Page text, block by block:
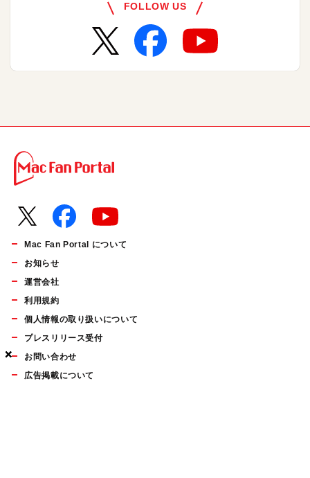
×
×
×
FOLLOW US
Mac Fan Portal について
お知らせ
運営会社
利用規約
個人情報の取り扱いについて
プレスリリース受付
お問い合わせ
広告掲載について